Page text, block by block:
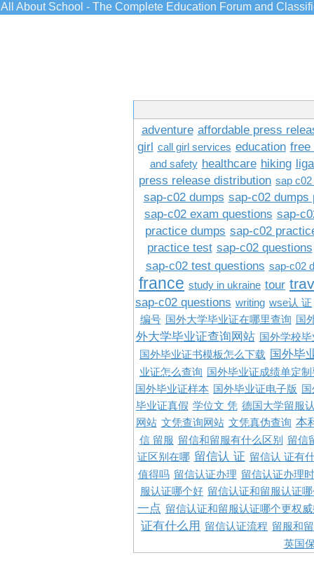
All About School - The Complete Education Forum and
adventure affordable press
girl call girl services education free
and safety healthcare hiking
press release distribution sap
sap-c02 dumps sap-c02 dumps
sap-c02 exam questions sap-
practice dumps sap-c02
practice test sap-c02 questions
sap-c02 test questions sap-c02
france study in ukraine tour
sap-c02 questions writing wse认 证
编号 国外大学毕业证在哪里查询 国
外大学毕业证查询网站 国外学校
国外毕业证书模板怎么下载 国外毕
业证怎么查询
国外毕业证成绩单定
国外毕业证样本
国外毕业证电子版
毕业证真假 学位文 凭 德国大学留服
网站 文凭查询网站 文凭真伪查询 本
信 留服 留信和留服有什么区别
留信
证区别在哪 留信认 证 留信认 证有
值得吗 留信认证办理 留信认证办理
服认证哪个好 留信认证和留服认证
一点 留信认证和留服认证哪个更权
证有什么用 留信认证流程 留服和
英国